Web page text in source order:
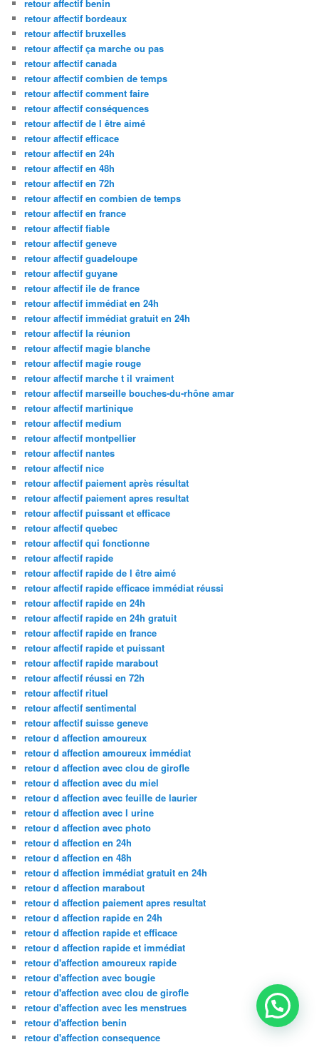
retour affectif benin
retour affectif bordeaux
retour affectif bruxelles
retour affectif ça marche ou pas
retour affectif canada
retour affectif combien de temps
retour affectif comment faire
retour affectif conséquences
retour affectif de l être aimé
retour affectif efficace
retour affectif en 24h
retour affectif en 48h
retour affectif en 72h
retour affectif en combien de temps
retour affectif en france
retour affectif fiable
retour affectif geneve
retour affectif guadeloupe
retour affectif guyane
retour affectif ile de france
retour affectif immédiat en 24h
retour affectif immédiat gratuit en 24h
retour affectif la réunion
retour affectif magie blanche
retour affectif magie rouge
retour affectif marche t il vraiment
retour affectif marseille bouches-du-rhône amar
retour affectif martinique
retour affectif medium
retour affectif montpellier
retour affectif nantes
retour affectif nice
retour affectif paiement après résultat
retour affectif paiement apres resultat
retour affectif puissant et efficace
retour affectif quebec
retour affectif qui fonctionne
retour affectif rapide
retour affectif rapide de l être aimé
retour affectif rapide efficace immédiat réussi
retour affectif rapide en 24h
retour affectif rapide en 24h gratuit
retour affectif rapide en france
retour affectif rapide et puissant
retour affectif rapide marabout
retour affectif réussi en 72h
retour affectif rituel
retour affectif sentimental
retour affectif suisse geneve
retour d affection amoureux
retour d affection amoureux immédiat
retour d affection avec clou de girofle
retour d affection avec du miel
retour d affection avec feuille de laurier
retour d affection avec l urine
retour d affection avec photo
retour d affection en 24h
retour d affection en 48h
retour d affection immédiat gratuit en 24h
retour d affection marabout
retour d affection paiement apres resultat
retour d affection rapide en 24h
retour d affection rapide et efficace
retour d affection rapide et immédiat
retour d'affection amoureux rapide
retour d'affection avec bougie
retour d'affection avec clou de girofle
retour d'affection avec les menstrues
retour d'affection benin
retour d'affection consequence